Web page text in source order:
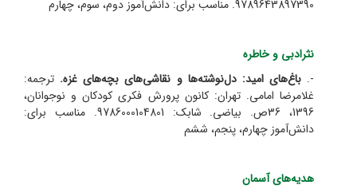
9789643897390. مناسب برای: دانش‌آموز دوم، سوم، چهارم
نثرادبی و خاطره
-.باغ‌های امید: دل‌نوشته‌ها و نقاشی‌های بچه‌های غزه. ترجمه:
غلامرضا امامی. تهران: کانون پرورش فکری کودکان و نوجوانان،
1396، 36ص. بیاضی. شابک: 9786000104801. مناسب برای:
دانش‌آموز چهارم، پنجم، ششم
هدیه‌های آسمان